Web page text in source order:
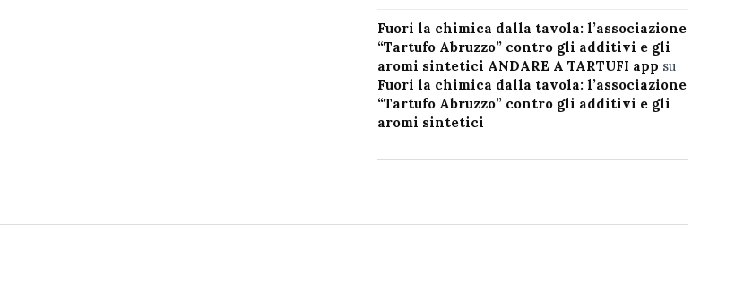
Fuori la chimica dalla tavola: l’associazione
“Tartufo Abruzzo” contro gli additivi e gli
aromi sintetici ANDARE A TARTUFI app su
Fuori la chimica dalla tavola: l’associazione
“Tartufo Abruzzo” contro gli additivi e gli
aromi sintetici